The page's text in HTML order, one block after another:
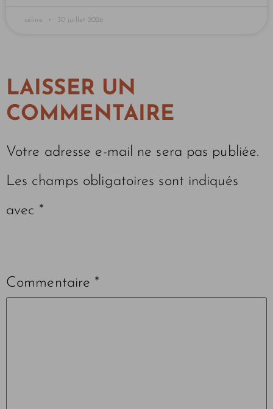
celine 30 juillet 2026
LAISSER UN
COMMENTAIRE
Votre adresse e-mail ne sera pas publiée.
Les champs obligatoires sont indiqués
avec *
Commentaire *